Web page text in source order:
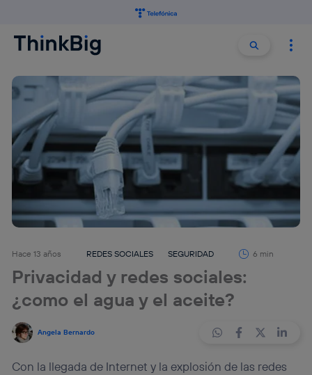
Buscar
Hace 13 años REDES SOCIALES SEGURIDAD 6 min
Privacidad y redes sociales:
¿como el agua y el aceite?
Angela Bernardo
Con la llegada de Internet y la explosión de las redes